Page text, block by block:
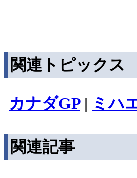
関連トピックス
カナダGP| ミハ
関連記事